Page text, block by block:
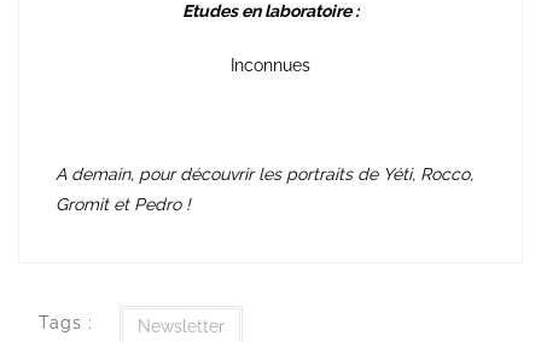
Etudes en laboratoire :
Inconnues
A demain, pour découvrir les portraits de Yéti, Rocco,
Gromit et Pedro !
Tags : Newsletter